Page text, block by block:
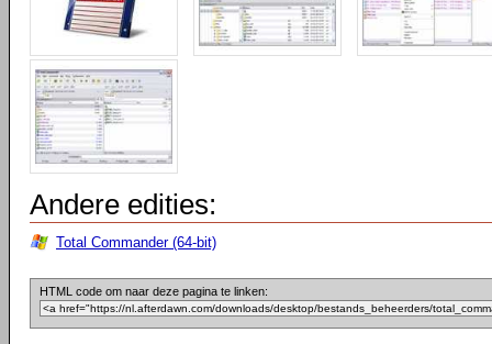
Andere edities:
Total Commander (64-bit)
HTML code om naar deze pagina te linken: